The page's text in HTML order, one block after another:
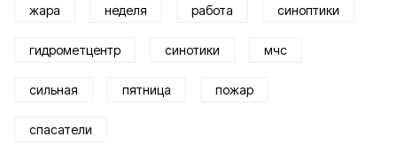
жара неделя работа синоптики
гидрометцентр синотики мчс
сильная пятница пожар
спасатели